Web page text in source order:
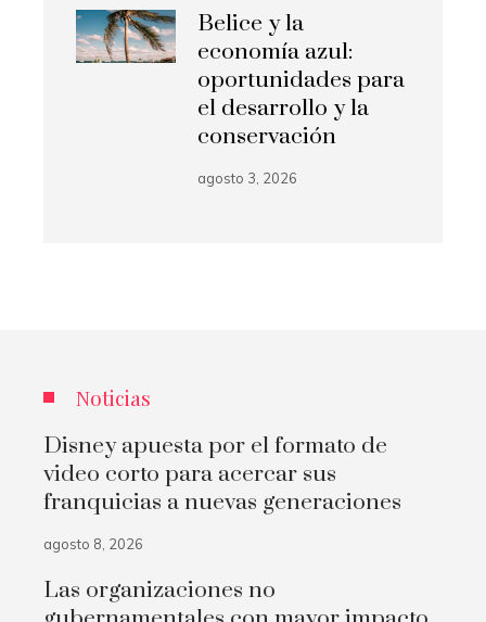
Belice y la
economía azul:
oportunidades para
el desarrollo y la
conservación
agosto 3, 2026
Noticias
Disney apuesta por el formato de
video corto para acercar sus
franquicias a nuevas generaciones
agosto 8, 2026
Las organizaciones no